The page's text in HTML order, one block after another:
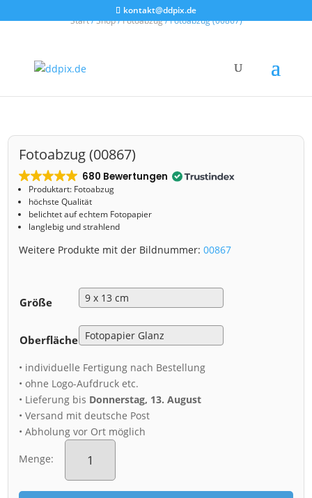
kontakt@ddpix.de
Start/Shop/Fotoabzug/ Fotoabzug (00867)
Fotoabzug (00867)
680 Bewertungen
Produktart: Fotoabzug
höchste Qualität
belichtet auf echtem Fotopapier
langlebig und strahlend
Weitere Produkte mit der Bildnummer:00867
Größe
Oberfläche
• individuelle Fertigung nach Bestellung
• ohne Logo-Aufdruck etc.
• Lieferung bis Donnerstag, 13. August
• Versand mit deutsche Post
• Abholung vor Ort möglich
Menge:
Fotoabzug
(00867)